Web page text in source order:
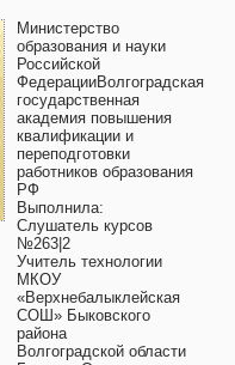
Министерство
образования и науки
Российской
ФедерацииВолгоградская
государственная
академия повышения
квалификации и
переподготовки
работников образования
РФ
Выполнила:
Слушатель курсов
№263|2
Учитель технологии
МКОУ
«Верхнебалыклейская
СОШ» Быковского
района
Волгоградской области